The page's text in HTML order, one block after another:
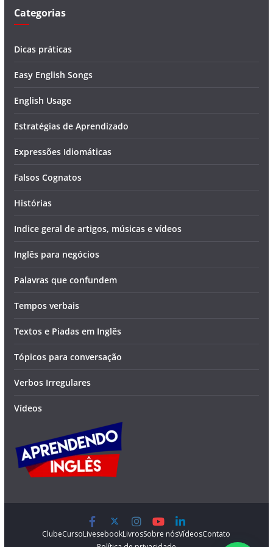
Categorias
Dicas práticas
Easy English Songs
English Usage
Estratégias de Aprendizado
Expressões Idiomáticas
Falsos Cognatos
Histórias
Indice geral de artigos, músicas e vídeos
Inglês para negócios
Palavras que confundem
Tempos verbais
Textos e Piadas em Inglês
Tópicos para conversação
Verbos Irregulares
Vídeos
ClubeCursoLivesebookLivrosSobre nósVídeosContato